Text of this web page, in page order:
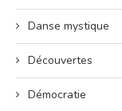
Danse mystique
Découvertes
Démocratie